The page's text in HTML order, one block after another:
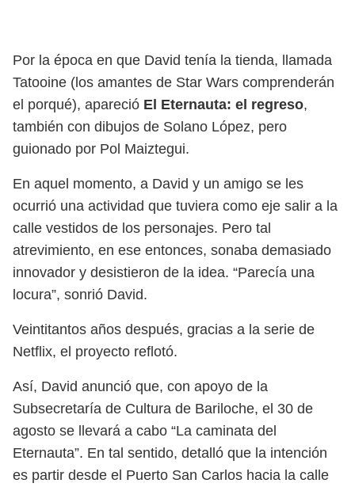
Por la época en que David tenía la tienda, llamada
Tatooine (los amantes de Star Wars comprenderán
el porqué), apareció El Eternauta: el regreso,
también con dibujos de Solano López, pero
guionado por Pol Maiztegui.
En aquel momento, a David y un amigo se les
ocurrió una actividad que tuviera como eje salir a la
calle vestidos de los personajes. Pero tal
atrevimiento, en ese entonces, sonaba demasiado
innovador y desistieron de la idea. “Parecía una
locura”, sonrió David.
Veintitantos años después, gracias a la serie de
Netflix, el proyecto reflotó.
Así, David anunció que, con apoyo de la
Subsecretaría de Cultura de Bariloche, el 30 de
agosto se llevará a cabo “La caminata del
Eternauta”. En tal sentido, detalló que la intención
es partir desde el Puerto San Carlos hacia la calle